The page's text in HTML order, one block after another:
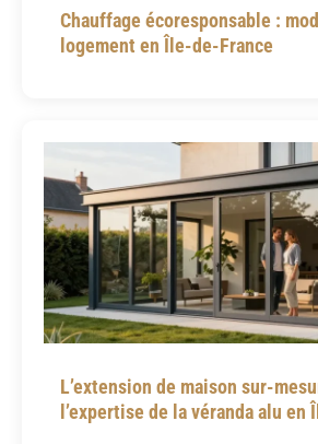
Chauffage écoresponsable :
logement en Île-de-France
L’extension de maison sur-
l’expertise de la véranda alu en